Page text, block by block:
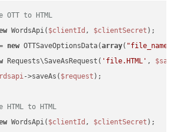
OTT to HTML
WordsApi( $clientId , $clientSecret
new OTTSaveOptionsData(array( "file_name"
Requests\SaveAsRequest( 'file.HTML' ,
->saveAs( $request );
HTML to HTML
WordsApi( $clientId , $clientSecret